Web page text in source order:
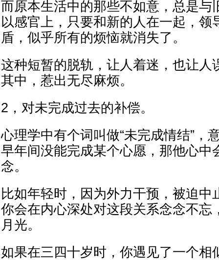
而原本生活中的那些不如意，总是与
以感官上，只要和新的人在一起，领
盾，似乎所有的烦恼就消失了。
这种短暂的脱轨，让人着迷，也让人
其中，惹出无尽麻烦。
2，对未完成过去的补偿。
心理学中有个词叫做“未完成情结”，
早年间没能完成某个心愿，那他心中
念。
比如年轻时，因为外力干预，被迫中
你会在内心深处对这段关系念念不忘
月光。
如果在三四十岁时，你遇见了一个相